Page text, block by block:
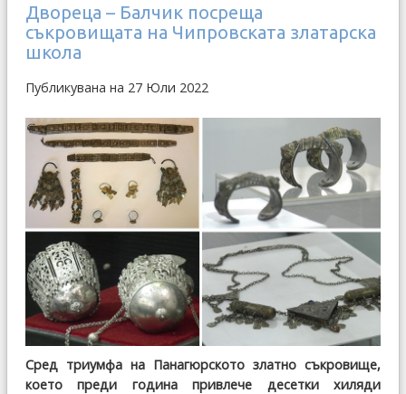
Двореца – Балчик посреща
съкровищата на Чипровската златарска
школа
Публикувана на 27 Юли 2022
Сред триумфа на Панагюрското златно съкровище,
което преди година привлече десетки хиляди